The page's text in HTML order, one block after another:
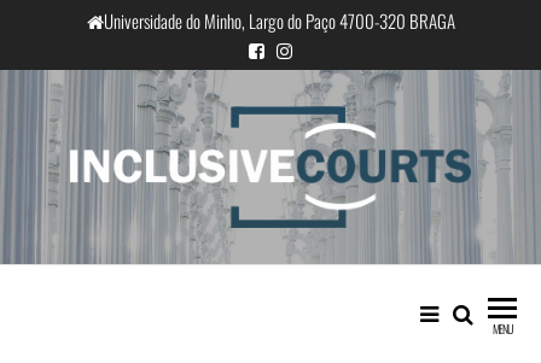
o
conteúdo
Universidade do Minho, Largo do Paço 4700-320 BRAGA
InclusiveCourts
Igualdade e diferença cultural na
prática judicial portuguesa
MENU